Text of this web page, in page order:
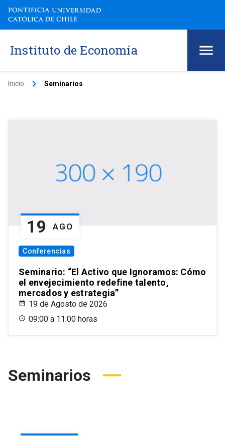
Instituto de Economía
Inicio keyboard_arrow_right Seminarios
19 AGO
Conferencias
Seminario: “El Activo que Ignoramos: Cómo
el envejecimiento redefine talento,
mercados y estrategia”
19 de Agosto de 2026
09:00 a 11:00 horas
Seminarios